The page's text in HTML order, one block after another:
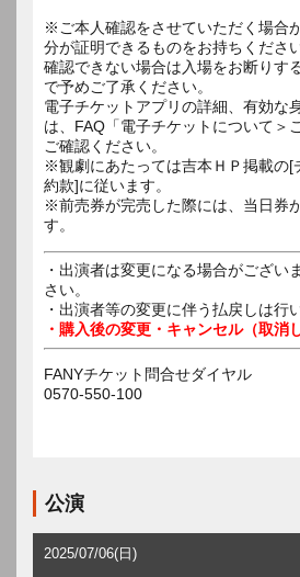
※ご本人確認をさせていただく場合
分が証明できるものをお持ちください
確認できない場合は入場をお断りす
で予めご了承ください。
電子チケットアプリの詳細、有効な
は、FAQ「電子チケットについて＞
ご確認ください。
※観劇にあたっては吉本ＨＰ掲載の[
約款]に従います。
※前売券が完売した際には、当日券
す。
・出演者は変更になる場合がござい
さい。
・出演者等の変更に伴う払戻しは行
・購入後の変更・キャンセル（取消
FANYチケット問合せダイヤル
0570-550-100
公演
2025/07/06(日)